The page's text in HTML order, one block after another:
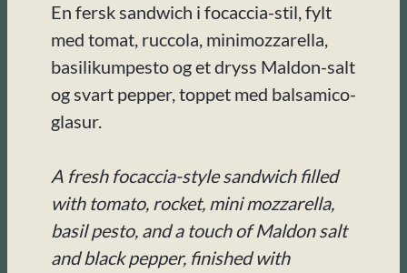
En fersk sandwich i focaccia-stil, fylt
med tomat, ruccola, minimozzarella,
basilikumpesto og et dryss Maldon-salt
og svart pepper, toppet med balsamico-
glasur.
A fresh focaccia-style sandwich filled
with tomato, rocket, mini mozzarella,
basil pesto, and a touch of Maldon salt
and black pepper, finished with